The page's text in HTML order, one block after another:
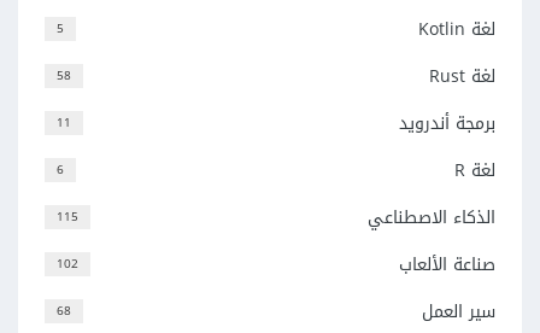
5 لغة Kotlin
58 لغة Rust
11 برمجة أندرويد
6 لغة R
115 الذكاء الاصطناعي
102 صناعة الألعاب
68 سير العمل